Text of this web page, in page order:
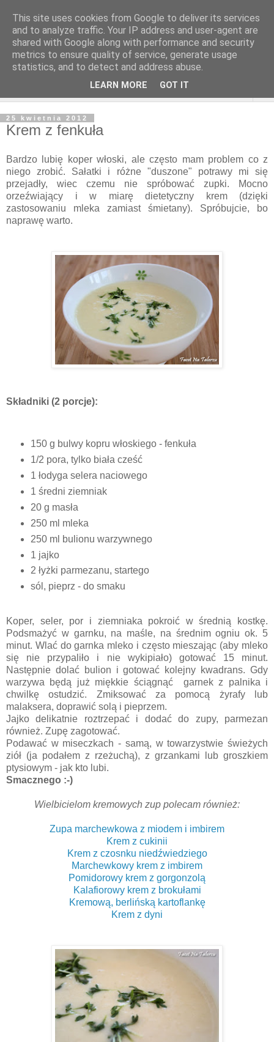
25 kwietnia 2012
Krem z fenkuła
Bardzo lubię koper włoski, ale często mam problem co z
niego zrobić. Sałatki i różne "duszone" potrawy mi się
przejadły, wiec czemu nie spróbować zupki. Mocno
orzeźwiający i w miarę dietetyczny krem (dzięki
zastosowaniu mleka zamiast śmietany). Spróbujcie, bo
naprawę warto.
Składniki (2 porcje):
150 g bulwy kopru włoskiego - fenkuła
1/2 pora, tylko biała cześć
1 łodyga selera naciowego
1 średni ziemniak
20 g masła
250 ml mleka
250 ml bulionu warzywnego
1 jajko
2 łyżki parmezanu, startego
sól, pieprz - do smaku
Koper, seler, por i ziemniaka pokroić w średnią kostkę.
Podsmażyć w garnku, na maśle, na średnim ogniu ok. 5
minut. Wlać do garnka mleko i często mieszając (aby mleko
się nie przypaliło i nie wykipiało) gotować 15 minut.
Następnie dolać bulion i gotować kolejny kwadrans. Gdy
warzywa będą już miękkie ściągnąć garnek z palnika i
chwilkę ostudzić. Zmiksować za pomocą żyrafy lub
malaksera, doprawić solą i pieprzem.
Jajko delikatnie roztrzepać i dodać do zupy, parmezan
również. Zupę zagotować.
Podawać w miseczkach - samą, w towarzystwie świeżych
ziół (ja podałem z rzeżuchą), z grzankami lub groszkiem
ptysiowym - jak kto lubi.
Smacznego :-)
Wielbicielom kremowych zup polecam również:
Zupa marchewkowa z miodem i imbirem
Krem z cukinii
Krem z czosnku niedźwiedziego
Marchewkowy krem z imbirem
Pomidorowy krem z gorgonzolą
Kalafiorowy krem z brokułami
Kremową, berlińską kartoflankę
Krem z dyni
This site uses cookies from Google to deliver its services
and to analyze traffic. Your IP address and user-agent are
shared with Google along with performance and security
metrics to ensure quality of service, generate usage
statistics, and to detect and address abuse.
LEARN MORE GOT IT